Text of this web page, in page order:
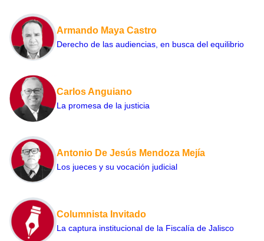
Armando Maya Castro
Derecho de las audiencias, en busca del equilibrio
Carlos Anguiano
La promesa de la justicia
Antonio De Jesús Mendoza Mejía
Los jueces y su vocación judicial
Columnista Invitado
La captura institucional de la Fiscalía de Jalisco